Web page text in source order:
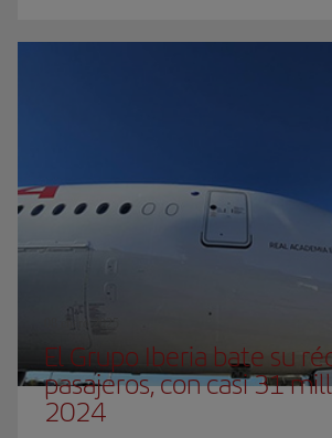
08 enero 2025
El Grupo Iberia bate su
pasajeros, con casi 31
2024